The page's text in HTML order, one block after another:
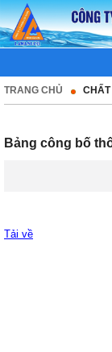
TRANG CHỦ
Bảng công bố
Tải về